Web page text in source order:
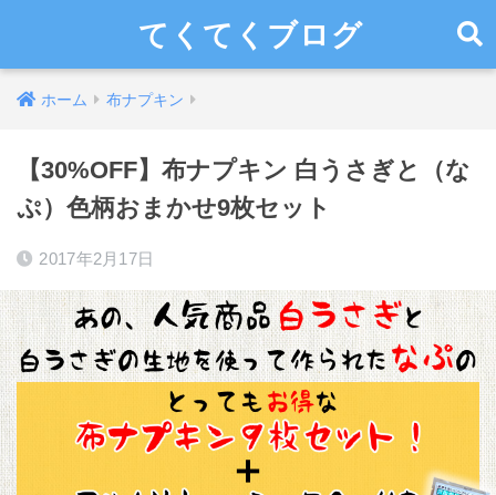
てくてくブログ
ホーム 布ナプキン
【30%OFF】布ナプキン 白うさぎと（な
ぷ）色柄おまかせ9枚セット
2017年2月17日